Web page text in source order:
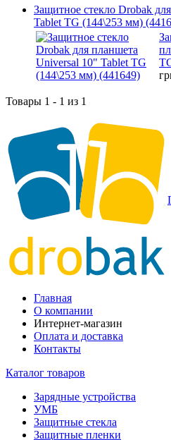
Защитное стекло Drobak
Tablet TG (144\253 мм)
Товары 1 - 1 из 1
Главная
О компании
Интернет-магазин
Оплата и доставка
Контакты
Каталог товаров
Зарядные устройства
УМБ
Защитные стекла
Защитные пленки